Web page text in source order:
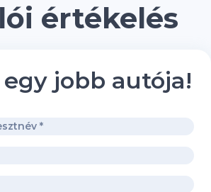
értékelés
jobb autója!